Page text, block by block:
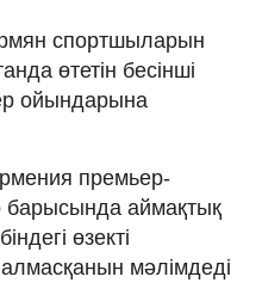
спортшыларын
өтетін бесінші
ойындарына
премьер-
барысында аймақтық
өзекті
мәлімдеді